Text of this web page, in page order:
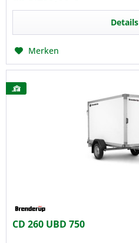
Details
Merken
CD 260 UBD 750